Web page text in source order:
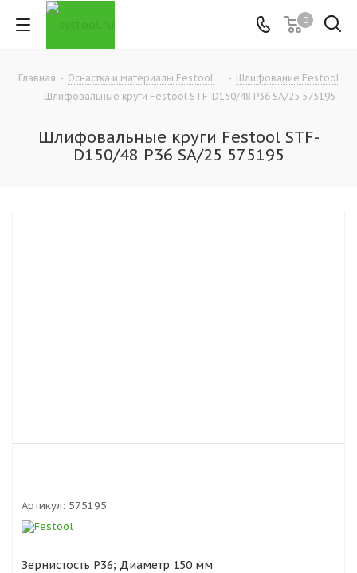
0
Главная - Оснастка и материалы Festool - Шлифование Festool
- Шлифовальные круги Festool STF-D150/48 P36 SA/25 575195
Шлифовальные круги Festool STF-
D150/48 P36 SA/25 575195
Артикул: 575195
Зернистость P36; Диаметр 150 мм